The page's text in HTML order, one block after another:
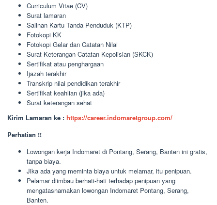
Curriculum Vitae (CV)
Surat lamaran
Salinan Kartu Tanda Penduduk (KTP)
Fotokopi KK
Fotokopi Gelar dan Catatan Nilai
Surat Keterangan Catatan Kepolisian (SKCK)
Sertifikat atau penghargaan
Ijazah terakhir
Transkrip nilai pendidikan terakhir
Sertifikat keahlian (jika ada)
Surat keterangan sehat
Kirim Lamaran ke : https://career.indomaretgroup.com/
Perhatian !!
Lowongan kerja Indomaret di Pontang, Serang, Banten ini gratis,
tanpa biaya.
Jika ada yang meminta biaya untuk melamar, itu penipuan.
Pelamar diimbau berhati-hati terhadap penipuan yang
mengatasnamakan lowongan Indomaret Pontang, Serang,
Banten.